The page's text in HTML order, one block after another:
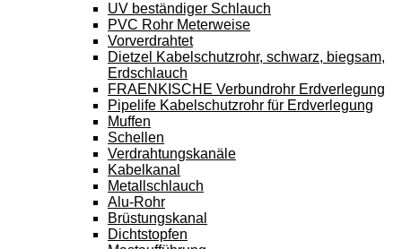
UV beständiger Schlauch
PVC Rohr Meterweise
Vorverdrahtet
Dietzel Kabelschutzrohr, schwarz, biegsam,
Erdschlauch
FRAENKISCHE Verbundrohr Erdverlegung
Pipelife Kabelschutzrohr für Erdverlegung
Muffen
Schellen
Verdrahtungskanäle
Kabelkanal
Metallschlauch
Alu-Rohr
Brüstungskanal
Dichtstopfen